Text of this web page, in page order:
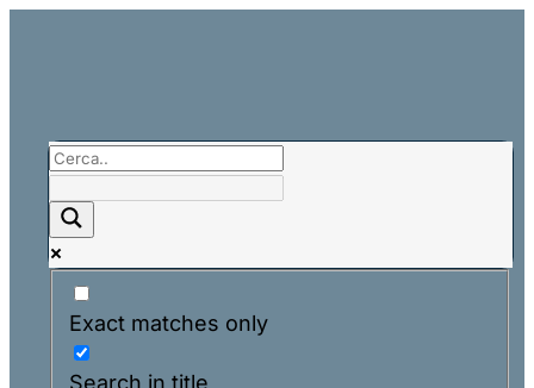
Exact matches only
Search in title